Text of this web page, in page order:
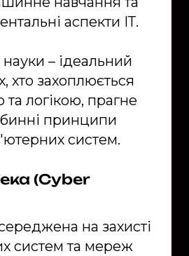
аспекти ІТ.
– ідеальний
хто захоплюється
логікою, прагне
принципи
систем.
(Cyber
на захисті
систем та мереж